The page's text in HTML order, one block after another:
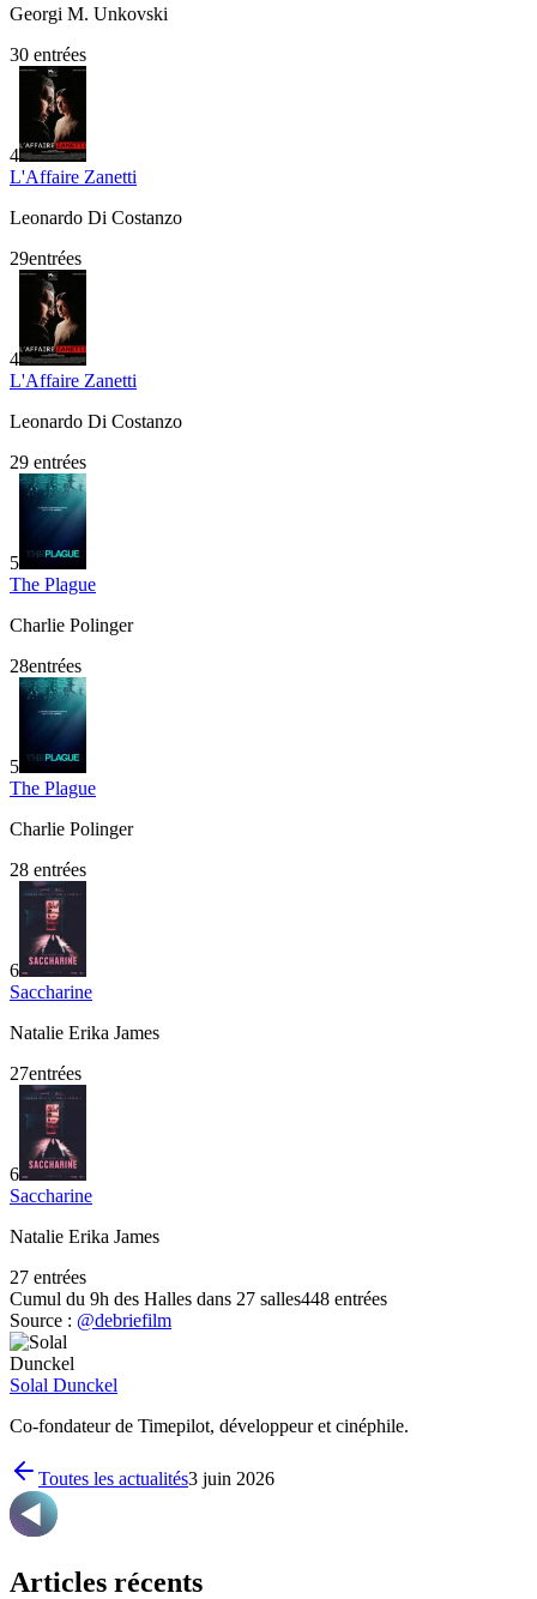
Georgi M. Unkovski
30 entrées
4
L'Affaire Zanetti
Leonardo Di Costanzo
29entrées
4
L'Affaire Zanetti
Leonardo Di Costanzo
29 entrées
5
The Plague
Charlie Polinger
28entrées
5
The Plague
Charlie Polinger
28 entrées
6
Saccharine
Natalie Erika James
27entrées
6
Saccharine
Natalie Erika James
27 entrées
Cumul du 9h des Halles dans 27 salles448 entrées
Source : @debriefilm
Solal Dunckel
Co-fondateur de Timepilot, développeur et cinéphile.
Toutes les actualités3 juin 2026
Articles récents